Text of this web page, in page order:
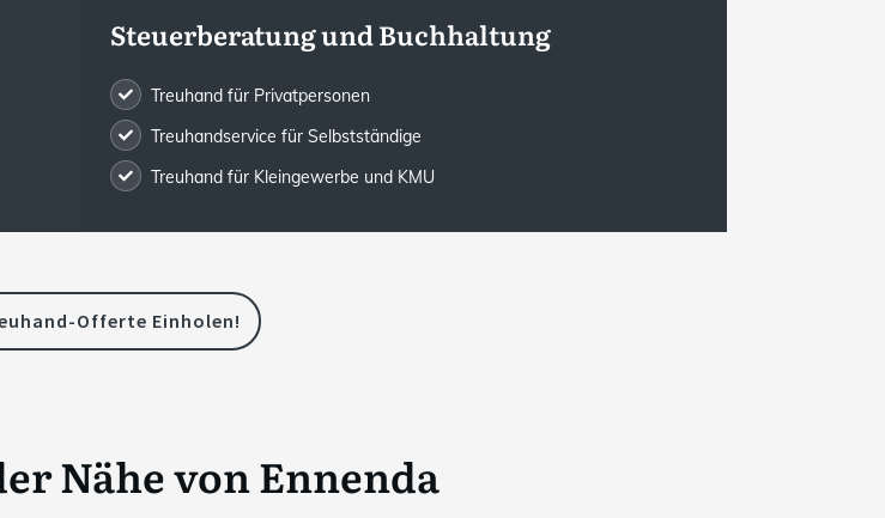
Steuerberatung und Buchhaltung
Treuhand für Privatpersonen
Treuhandservice für Selbstständige
Treuhand für Kleingewerbe und KMU
Offerte Einholen!
Nähe von Ennenda